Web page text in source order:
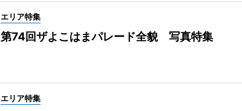
エリア特集
第74回ザよこはまパレード全貌 写真特集
エリア特集